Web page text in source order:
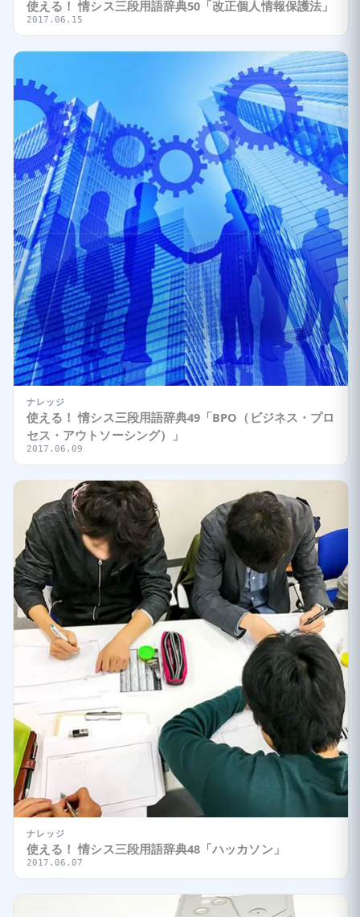
使える！ 情シス三段用語辞典50「改正個人情報保護法」
2017.06.15
ナレッジ
使える！ 情シス三段用語辞典49「BPO（ビジネス・プロ
セス・アウトソーシング）」
2017.06.09
ナレッジ
使える！ 情シス三段用語辞典48「ハッカソン」
2017.06.07